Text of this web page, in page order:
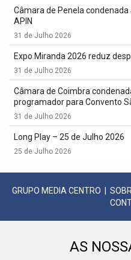
Câmara de Penela
APIN
31 de Julho 2026
Expo Miranda 2026 reduz
31 de Julho 2026
Câmara de Coimbra
programador para Convento
31 de Julho 2026
Long Play – 25 de Julho 2026
25 de Julho 2026
GRUPO MEDIA CENTRO
AS